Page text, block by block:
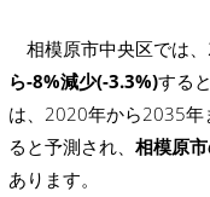
相模原市中央区では
ら-8%減少(-3.3%)する
は、2020年から2035年
ると予測され、 相模原
あります。